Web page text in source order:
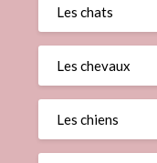
Les chats
Les chevaux
Les chiens